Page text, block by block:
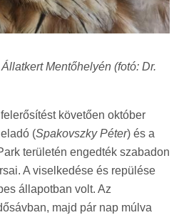
Mentőhelyén (fotó: Dr.
követően október
(Spakovszky Péter) és a
területén engedték szabadon
A viselkedése és repülése
állapotban volt. Az
majd pár nap múlva